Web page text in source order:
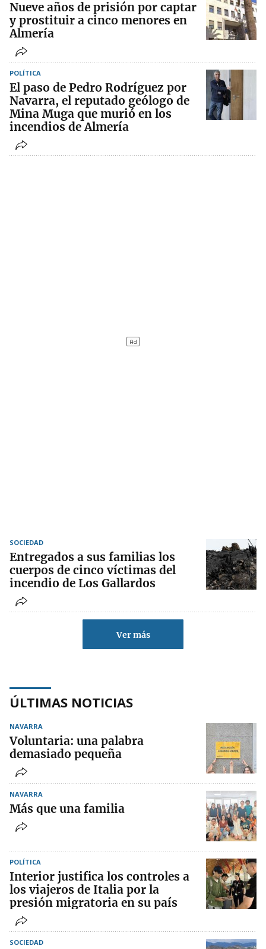
Nueve años de prisión por captar
y prostituir a cinco menores en
Almería
POLÍTICA
El paso de Pedro Rodríguez por
Navarra, el reputado geólogo de
Mina Muga que murió en los
incendios de Almería
SOCIEDAD
Entregados a sus familias los
cuerpos de cinco víctimas del
incendio de Los Gallardos
Ver más
ÚLTIMAS NOTICIAS
NAVARRA
Voluntaria: una palabra
demasiado pequeña
NAVARRA
Más que una familia
POLÍTICA
Interior justifica los controles a
los viajeros de Italia por la
presión migratoria en su país
SOCIEDAD